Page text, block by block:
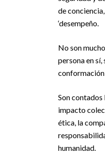
de
‘desempeño.
No son
persona en
conformación
Son contados
impacto
ética, la
humanidad.